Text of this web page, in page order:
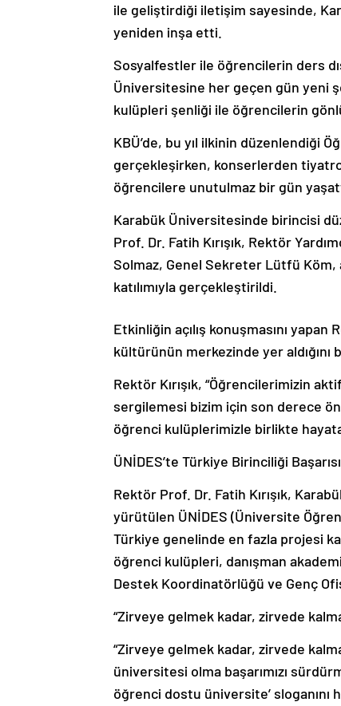
ile geliştirdiği iletişim sayesinde,
yeniden inşa etti.
Sosyalfestler ile öğrencilerin ders
Üniversitesine her geçen gün yeni
kulüpleri şenliği ile öğrencilerin
KBÜ’de, bu yıl ilkinin düzenlendiği
gerçekleşirken, konserlerden
öğrencilere unutulmaz bir gün
Karabük Üniversitesinde birincisi
Prof. Dr. Fatih Kırışık, Rektör
Solmaz, Genel Sekreter Lütfü
katılımıyla gerçekleştirildi.
Etkinliğin açılış konuşmasını
kültürünün merkezinde yer
Rektör Kırışık, “Öğrencilerimizin
sergilemesi bizim için son derece
öğrenci kulüplerimizle birlikte
ÜNİDES’te Türkiye Birinciliği Başarısı
Rektör Prof. Dr. Fatih Kırışık,
yürütülen ÜNİDES (Üniversite
Türkiye genelinde en fazla projesi
öğrenci kulüpleri, danışman
Destek Koordinatörlüğü ve Genç
“Zirveye gelmek kadar, zirvede
“Zirveye gelmek kadar, zirvede
üniversitesi olma başarımızı
öğrenci dostu üniversite’